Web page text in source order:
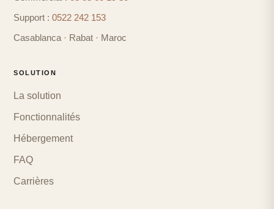
Support : 0522 242 153
Casablanca · Rabat · Maroc
SOLUTION
La solution
Fonctionnalités
Hébergement
FAQ
Carrières